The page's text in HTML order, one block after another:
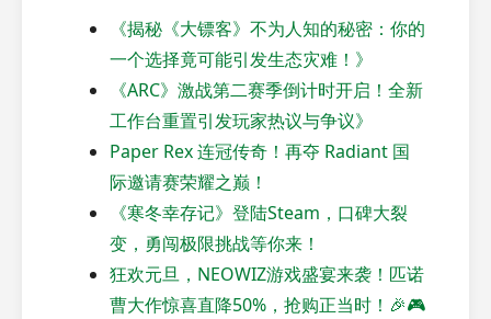
《揭秘《大镖客》不为人知的秘密：你的
一个选择竟可能引发生态灾难！》
《ARC》激战第二赛季倒计时开启！全新
工作台重置引发玩家热议与争议》
Paper Rex 连冠传奇！再夺 Radiant 国
际邀请赛荣耀之巅！
《寒冬幸存记》登陆Steam，口碑大裂
变，勇闯极限挑战等你来！
狂欢元旦，NEOWIZ游戏盛宴来袭！匹诺
曹大作惊喜直降50%，抢购正当时！🎉🎮